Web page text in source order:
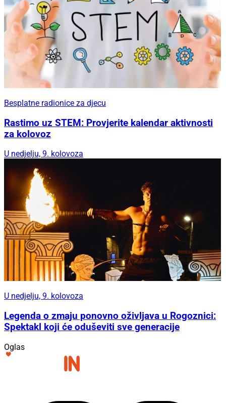
Besplatne radionice za djecu
Rastimo uz STEM: Provjerite kalendar aktivnosti
za kolovoz
U nedjelju, 9. kolovoza
U nedjelju, 9. kolovoza
Legenda o zmaju ponovno oživljava u Rogoznici:
Spektakl koji će oduševiti sve generacije
Oglas